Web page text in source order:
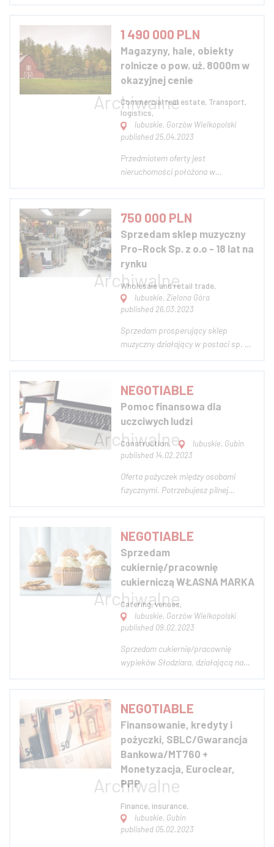
doświadczenie na rynku; funkcjonuje
już od 11 lat. Posiadamy wiele
czynnych kontraktów w Niemczech, a
nasza silna obecność...
1 490 000 PLN
Magazyny, hale, obiekty
rolnicze o pow. uż. 8000m w
okazyjnej cenie
Commercial real estate, Transport,
logistics,
lubuskie, Gorzów Wielkopolski
published 25.04.2023
Przedmiotem oferty jest
nieruchomości położona w
powierzchni 5,9907 ha oraz
powierzchni użytkowej ponad
8080m2 Nieruchomość zabudowana
jest budynkami o charakterze
magazynowym...
750 000 PLN
Sprzedam sklep muzyczny
Pro-Rock Sp. z o.o - 18 lat na
rynku
Wholesale and retail trade,
lubuskie, Zielona Góra
published 26.03.2023
Sprzedam prosperujący sklep
muzyczny działający w postaci sp. z
sklepem muzycznym w Zielonej
Górze. Wraz ze sklepem przyszły
nabywca otrzymuje stronę www wraz
ze sklepem internetowym....
NEGOTIABLE
Pomoc finansowa dla
uczciwych ludzi
Construction,
lubuskie, Gubin
published 14.02.2023
Oferta pożyczek między osobami
fizycznymi. Potrzebujesz pilnej
rozpoczęcie nowej działalności
gospodarczej, pożyczkę osobistą,
zakup samochodu? itp skontaktować
się z renomowanym pożycz...
NEGOTIABLE
Sprzedam
cukiernię/pracownię
cukierniczą WŁASNA MARKA
Catering, venues,
lubuskie, Gorzów Wielkopolski
published 09.02.2023
Sprzedam cukiernię/pracownię
wypieków Słodziara, działającą na
naturalnych, smacznych wypieków.
Przez czas działalności cukierni
zyskała ona grono zadowolonych i
powracających klientów....
NEGOTIABLE
Finansowanie, kredyty i
pożyczki, SBLC/Gwarancja
Bankowa/MT760 +
Monetyzacja, Euroclear,
PPP
Finance, insurance,
lubuskie, Gubin
published 05.02.2023